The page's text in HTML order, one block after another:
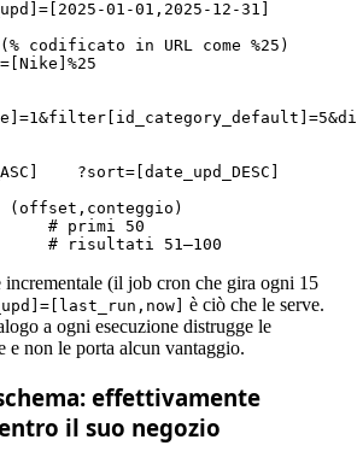
01-01,2025-12-31]
codificato in URL come %25)
?sort=[date_upd_DESC]
(offset,conteggio)
# primi 50
# risultati 51–100
incrementale (il job cron che gira ogni 15
è ciò che le serve.
a ogni esecuzione distrugge le
e non le porta alcun vantaggio.
effettivamente
il suo negozio